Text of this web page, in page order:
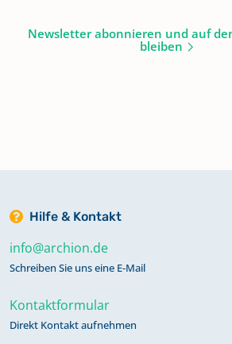
Newsletter abonnieren und auf
bleiben
Hilfe & Kontakt
info@archion.de
Schreiben Sie uns eine E-Mail
Kontaktformular
Direkt Kontakt aufnehmen